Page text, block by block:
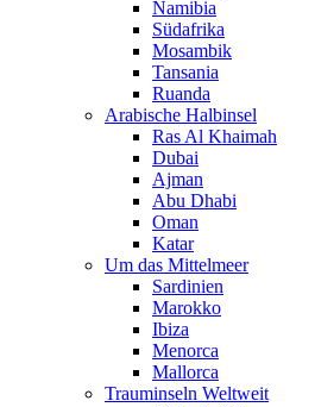
Namibia
Südafrika
Mosambik
Tansania
Ruanda
Arabische Halbinsel
Ras Al Khaimah
Dubai
Ajman
Abu Dhabi
Oman
Katar
Um das Mittelmeer
Sardinien
Marokko
Ibiza
Menorca
Mallorca
Trauminseln Weltweit